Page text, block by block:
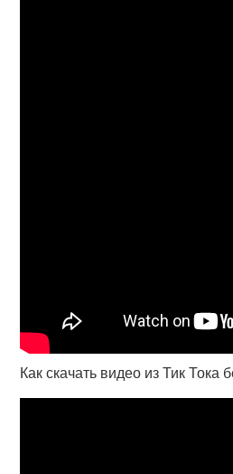
Как скачать видео из Тик Тока